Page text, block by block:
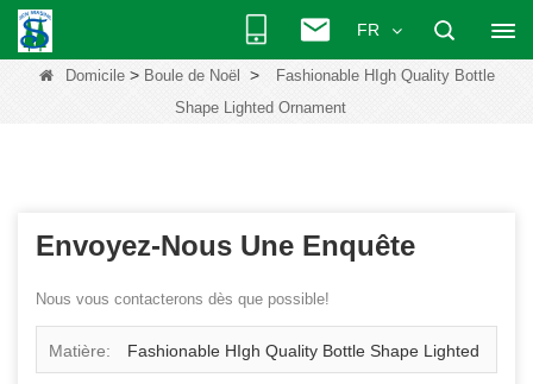
FR
Domicile> Boule de Noël >
Fashionable HIgh Quality Bottle
Shape Lighted Ornament
Envoyez-Nous Une Enquête
Nous vous contacterons dès que possible!
Matière: Fashionable HIgh Quality Bottle Shape Lighted